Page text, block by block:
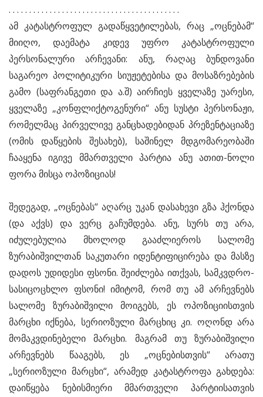
. . . . . . . . . . . . . . . . . . . . . . . . . . . . . . . . . . . . . . . . . .
ამ კატასტროფულ გადაწყვეტილებას, რაც „ოცნებამ“
მიიღო, დაემატა კიდევ უფრო კატასტროფული
პერსონალური არჩევანი: ანუ, რაღაც ბუნდოვანი
საგარეო პოლიტიკური სიუჟეტებისა და მოსაზრებების
გამო (საფრანგეთი და ა.შ) აირჩიეს ყველაზე უარესი,
ყველაზე „კონფლიქტოგენური“ ანუ სუსტი პერსონაჟი,
რომელმაც პირველივე განცხადებიდან პრეზენტაციაზე
(ომის დაწყების შესახებ), საშინელ მდგომარეობაში
ჩააყენა იგივე მმართველი პარტია ანუ ათით-ნოლი
ფორა მისცა ოპოზიციას!
შედეგად, „ოცნებას“ აღარც უკან დასახევი გზა ჰქონდა
(და აქვს) და ვერც გაჩუმდება. ანუ, სურს თუ არა,
იძულებულია მხოლოდ გააძლიეროს სალომე
ზურაბიშვილთან საკუთარი იდენტიფიცირება და მასზე
დადოს უდიდესი ფსონი. შეიძლება ითქვას, სამკვდრო-
სასიცოცხლო ფსონი! იმიტომ, რომ თუ ამ არჩევნებს
სალომე ზურაბიშვილი მოიგებს, ეს ოპოზიციისთვის
მარცხი იქნება, სერიოზული მარცხიც კი. ოღონდ არა
მომაკვდინებელი მარცხი. მაგრამ თუ ზურაბიშვილი
არჩევნებს წააგებს, ეს „ოცნებისთვის“ არათუ
„სერიოზული მარცხი“, არამედ კატასტროფა გახდება:
დაიწყება ნებისმიერი მმართველი პარტიისათვის